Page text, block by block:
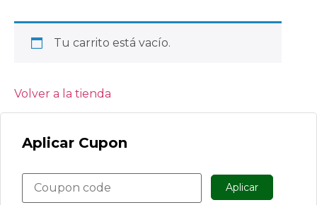
Tu carrito está vacío.
Volver a la tienda
Aplicar Cupon
Aplicar